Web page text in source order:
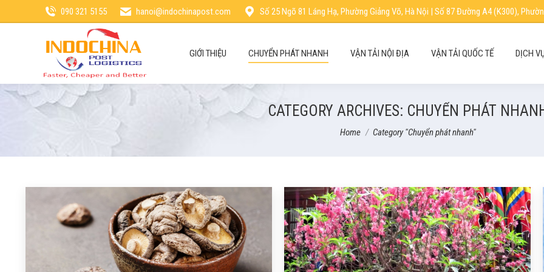
090 321 5155 hanoi@indochinapost.com Số 25 Ngõ 81 Láng Hạ, Phường Giảng Võ, Hà Nội | Số 87 Đường A4 (K300),
GIỚI THIỆU CHUYỂN PHÁT NHANH VẬN TẢI NỘI ĐỊA VẬN TẢI QUỐC TẾ DỊCH
CATEGORY ARCHIVES: CHUYỂN PHÁT
You are here:
Home Category "Chuyển phát nhanh"